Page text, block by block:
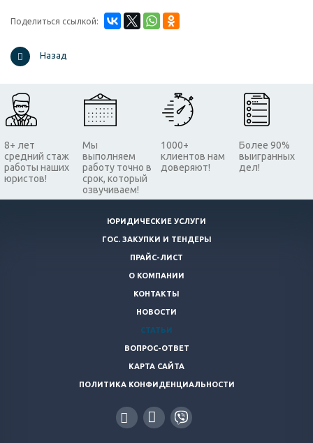
Поделиться ссылкой:
Назад
8+ лет
средний стаж
работы наших
юристов!
Мы
выполняем
работу точно в
срок, который
озвучиваем!
1000+
клиентов нам
доверяют!
Более 90%
выигранных
дел!
ЮРИДИЧЕСКИЕ УСЛУГИ
ГОС. ЗАКУПКИ И ТЕНДЕРЫ
ПРАЙС-ЛИСТ
О КОМПАНИИ
КОНТАКТЫ
НОВОСТИ
СТАТЬИ
ВОПРОС-ОТВЕТ
КАРТА САЙТА
ПОЛИТИКА КОНФИДЕНЦИАЛЬНОСТИ